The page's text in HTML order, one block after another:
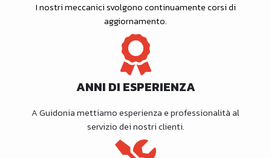
I nostri meccanici svolgono continuamente corsi di
aggiornamento.
ANNI DI ESPERIENZA
A Guidonia mettiamo esperienza e professionalità al
servizio dei nostri clienti.